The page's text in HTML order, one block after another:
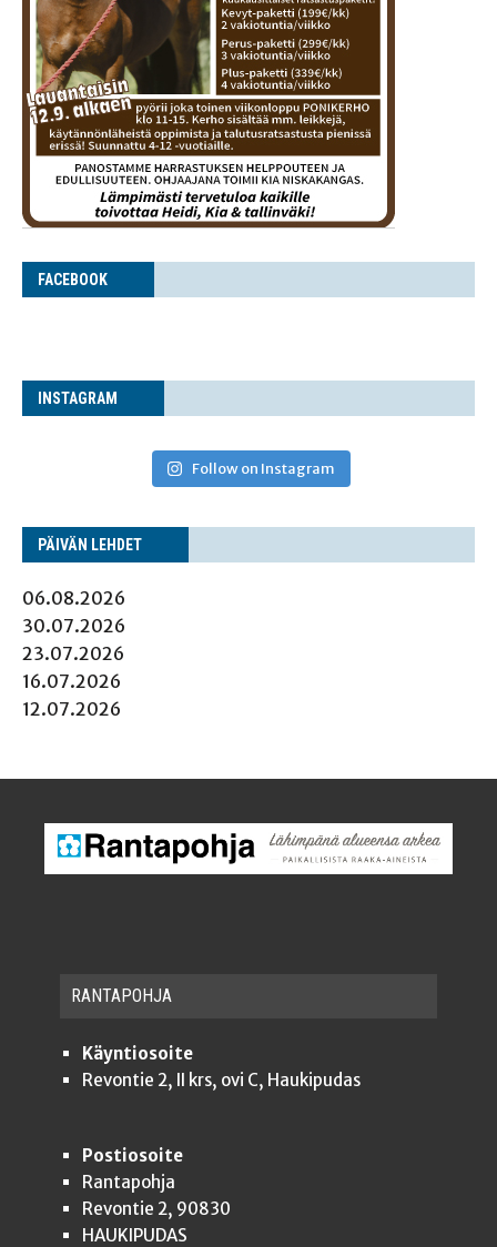
FACE­BOOK
INS­TA­GRAM
Follow on Instagram
PÄI­VÄN LEHDET
06.08.2026
30.07.2026
23.07.2026
16.07.2026
12.07.2026
RAN­TA­POH­JA
Käyntiosoite
Revontie 2, II krs, ovi C, Haukipudas
Postiosoite
Rantapohja
Revontie 2, 90830
HAUKIPUDAS